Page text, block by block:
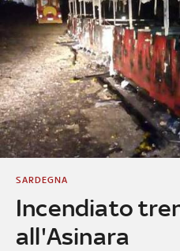
Incendiato
all'Asinara
SARDEGNA